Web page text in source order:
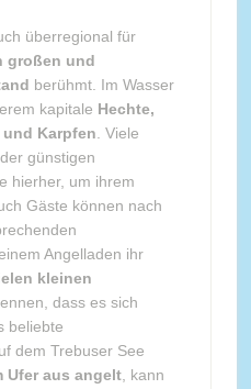
überregional für
großen und
berühmt. Im Wasser
kapitale Hechte,
und Karpfen . Viele
günstigen
hierher, um ihrem
Gäste können nach
Angelladen ihr
kleinen
dass es sich
beliebte
dem Trebuser See
Ufer aus angelt, kann